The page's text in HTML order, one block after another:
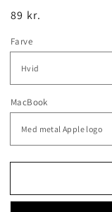
Normalpris
89 kr.
Farve
MacBook